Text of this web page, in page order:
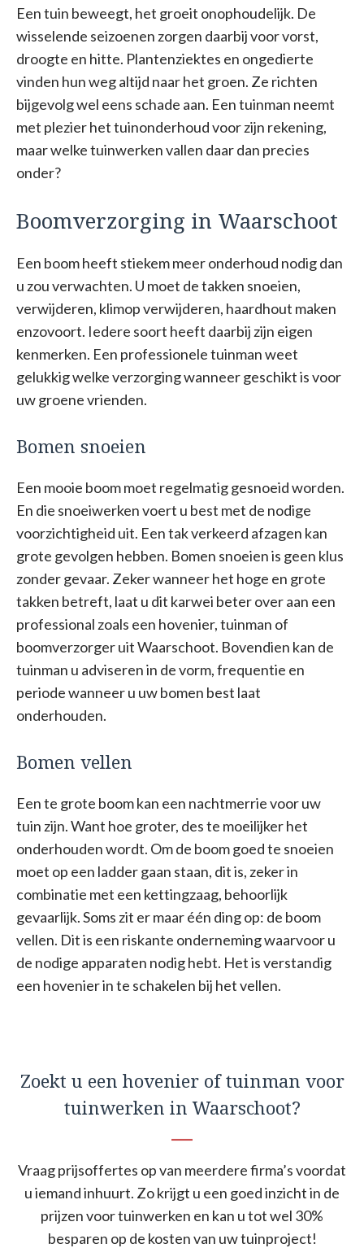
Een tuin beweegt, het groeit onophoudelijk. De
wisselende seizoenen zorgen daarbij voor vorst,
droogte en hitte. Plantenziektes en ongedierte
vinden hun weg altijd naar het groen. Ze richten
bijgevolg wel eens schade aan. Een tuinman neemt
met plezier het tuinonderhoud voor zijn rekening,
maar welke tuinwerken vallen daar dan precies
onder?
Boomverzorging in Waarschoot
Een boom heeft stiekem meer onderhoud nodig dan
u zou verwachten. U moet de takken snoeien,
verwijderen, klimop verwijderen, haardhout maken
enzovoort. Iedere soort heeft daarbij zijn eigen
kenmerken. Een professionele tuinman weet
gelukkig welke verzorging wanneer geschikt is voor
uw groene vrienden.
Bomen snoeien
Een mooie boom moet regelmatig gesnoeid worden.
En die snoeiwerken voert u best met de nodige
voorzichtigheid uit. Een tak verkeerd afzagen kan
grote gevolgen hebben. Bomen snoeien is geen klus
zonder gevaar. Zeker wanneer het hoge en grote
takken betreft, laat u dit karwei beter over aan een
professional zoals een hovenier, tuinman of
boomverzorger uit Waarschoot. Bovendien kan de
tuinman u adviseren in de vorm, frequentie en
periode wanneer u uw bomen best laat
onderhouden.
Bomen vellen
Een te grote boom kan een nachtmerrie voor uw
tuin zijn. Want hoe groter, des te moeilijker het
onderhouden wordt. Om de boom goed te snoeien
moet op een ladder gaan staan, dit is, zeker in
combinatie met een kettingzaag, behoorlijk
gevaarlijk. Soms zit er maar één ding op: de boom
vellen. Dit is een riskante onderneming waarvoor u
de nodige apparaten nodig hebt. Het is verstandig
een hovenier in te schakelen bij het vellen.
Zoekt u een hovenier of tuinman voor
tuinwerken in Waarschoot?
Vraag prijsoffertes op van meerdere firma’s voordat
u iemand inhuurt. Zo krijgt u een goed inzicht in de
prijzen voor tuinwerken en kan u tot wel 30%
besparen op de kosten van uw tuinproject!